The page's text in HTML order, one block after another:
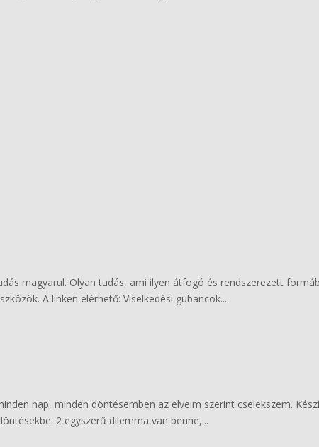
magyarul. Olyan tudás, ami ilyen átfogó és rendszerezett
A linken elérhető: Viselkedési gubancok...
nap, minden döntésemben az elveim szerint cselekszem.
2 egyszerű dilemma van benne,...